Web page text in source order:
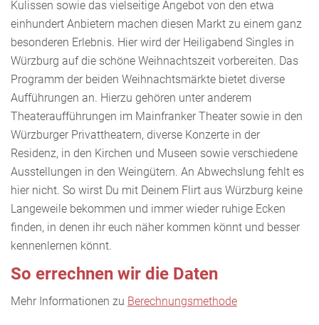
Kulissen sowie das vielseitige Angebot von den etwa
einhundert Anbietern machen diesen Markt zu einem ganz
besonderen Erlebnis. Hier wird der Heiligabend Singles in
Würzburg auf die schöne Weihnachtszeit vorbereiten. Das
Programm der beiden Weihnachtsmärkte bietet diverse
Aufführungen an. Hierzu gehören unter anderem
Theateraufführungen im Mainfranker Theater sowie in den
Würzburger Privattheatern, diverse Konzerte in der
Residenz, in den Kirchen und Museen sowie verschiedene
Ausstellungen in den Weingütern. An Abwechslung fehlt es
hier nicht. So wirst Du mit Deinem Flirt aus Würzburg keine
Langeweile bekommen und immer wieder ruhige Ecken
finden, in denen ihr euch näher kommen könnt und besser
kennenlernen könnt.
So errechnen wir die Daten
Mehr Informationen zu Berechnungsmethode